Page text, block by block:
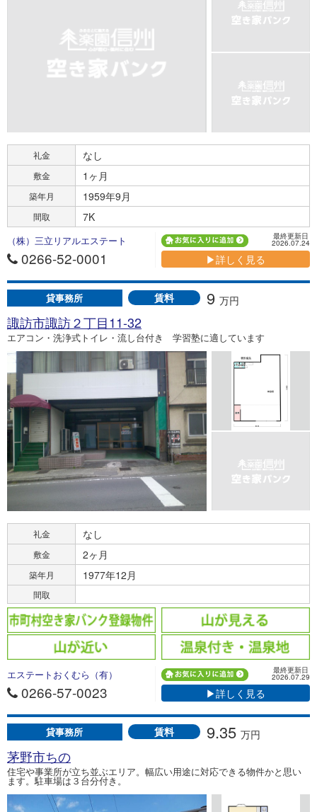
礼金 なし
敷金 1ヶ月
築年月 1959年9月
間取 7K
（株）三立リアルエステート
0266-52-0001
最終更新日
2026.07.24
▶詳しく見る
貸事務所 賃料 9 万円
諏訪市諏訪２丁目11-32
エアコン・洗浄式トイレ・流し台付き 学習塾に適しています
礼金 なし
敷金 2ヶ月
築年月 1977年12月
間取
エステートおくむら（有）
0266-57-0023
最終更新日
2026.07.29
▶詳しく見る
貸事務所 賃料 9.35 万円
茅野市ちの
住宅や事業所が立ち並ぶエリア。幅広い用途に対応できる物件かと思い
ます。駐車場は３台分付き。